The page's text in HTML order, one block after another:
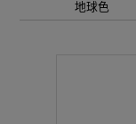
地球色